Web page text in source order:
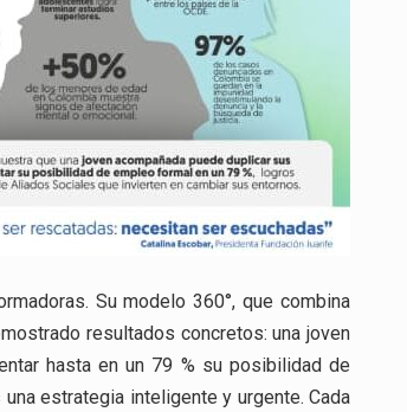
Su modelo 360°, que combina
resultados concretos: una joven
hasta en un 79 % su posibilidad de
estrategia inteligente y urgente. Cada